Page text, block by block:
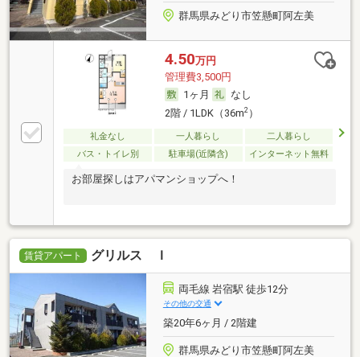
群馬県みどり市笠懸町阿左美
4.50万円
管理費3,500円
1ヶ月
なし
2階 / 1LDK（36m2）
礼金なし 一人暮らし
二人暮らし
バス・トイレ別
駐車場(近隣含) インターネット無料
お部屋探しはアパマンショップへ！
賃貸アパート グリルス Ｉ
両毛線 岩宿駅 徒歩12分
その他の交通
築20年6ヶ月 / 2階建
群馬県みどり市笠懸町阿左美